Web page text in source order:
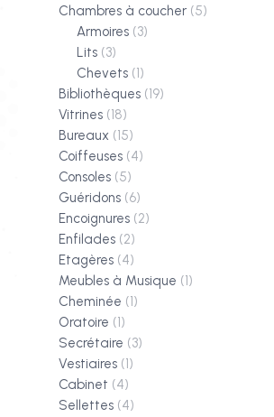
Chambres à coucher (5)
Armoires (3)
Lits (3)
Chevets (1)
Bibliothèques (19)
Vitrines (18)
Bureaux (15)
Coiffeuses (4)
Consoles (5)
Guéridons (6)
Encoignures (2)
Enfilades (2)
Etagères (4)
Meubles à Musique (1)
Cheminée (1)
Oratoire (1)
Secrétaire (3)
Vestiaires (1)
Cabinet (4)
Sellettes (4)